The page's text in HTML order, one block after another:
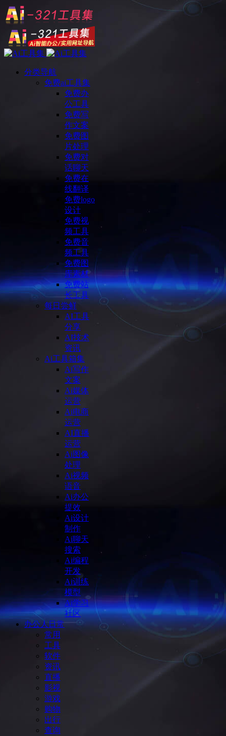
分类导航
免费ai工具集
免费办
公工具
免费写
作文案
免费图
片处理
免费对
话聊天
免费在
线翻译
免费logo
设计
免费视
频工具
免费音
频工具
免费图
库素材
免费站
长工具
每日尝鲜
AI工具
分享
AI技术
资讯
Ai工具箱集
Ai写作
文案
Ai媒体
运营
Ai电商
运营
AI直播
运营
Ai图像
处理
Ai视频
语音
Ai办公
提效
Ai设计
制作
Ai聊天
搜索
Ai编程
开发
Ai训练
模型
Ai学习
社区
办公人日常
常用
工具
软件
资讯
直播
影视
游戏
购物
出行
查询